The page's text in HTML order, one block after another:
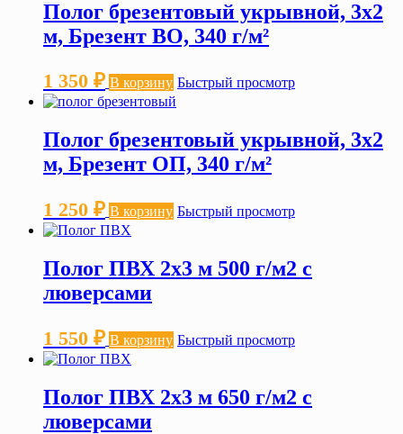
Полог брезентовый укрывной, 3х2
м, Брезент ВО, 340 г/м²
1 350 ₽ В корзину Быстрый просмотр
Полог брезентовый укрывной, 3х2
м, Брезент ОП, 340 г/м²
1 250 ₽ В корзину Быстрый просмотр
Полог ПВХ 2х3 м 500 г/м2 с
люверсами
1 550 ₽ В корзину Быстрый просмотр
Полог ПВХ 2х3 м 650 г/м2 с
люверсами